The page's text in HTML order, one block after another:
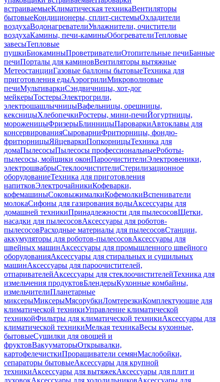
встраиваемыеКлиматическая техникаВентиляторы
бытовыеКондиционеры, сплит-системыОхладители
воздухаВодонагревателиУвлажнители, очистители
воздухаКамины, печи-каминыОбогревателиТепловые
завесыТепловые
пушкиБиокаминыПроветривателиОтопительные печиБанные
печиПорталы для каминовВентиляторы вытяжные
МетеостанцииГазовые баллоны бытовыеТехника для
приготовления едыАэрогрилиМикроволновые
печиМультиваркиСэндвичницы, хот-дог
мейкерыТостерыЭлектрогрили,
электрошашлычницыВафельницы, орешницы,
кексницыХлебопечкиРостеры, мини-печиЙогуртницы,
мороженицыФризерыБлинницыПароваркиАвтоклавы для
консервированияСыроварниФритюрницы, фондю-
фритюрницыЯйцеваркиПопкорницыТехника для
домаПылесосыПылесосы профессиональныеРоботы-
пылесосы, мойщики оконПароочистителиЭлектровеники,
электрошвабрыСтеклоочистителиСтерилизационное
оборудованиеТехника для приготовления
напитковЭлектрочайникиКофеварки,
кофемашиныСоковыжималкиКофемолкиВспениватели
молокаСифоны для газирования водыАксессуары для
домашней техникиПринадлежности для пылесосовЩетки,
насадки для пылесосовАксессуары для роботов-
пылесосовРасходные материалы для пылесосовСтанции,
аккумуляторы для роботов-пылесосовАксессуары для
швейных машинАксессуары для промышленного швейного
оборудованияАксессуары для стиральных и сушильных
машинАксессуары для пароочистителей,
отпаривателейАксессуары для стеклоочистителейТехника для
измельчения продуктовБлендерыКухонные комбайны,
измельчителиПланетарные
миксерыМиксерыМясорубкиЛомтерезкиКомплектующие для
климатической техникиУправление климатической
техникойФильтры для климатической техникиАксессуары для
климатической техникиМелкая техникаВесы кухонные,
бытовыеСушилки для овощей и
фруктовВакууматорыОткрывалки,
картофелечисткиПроращиватели семянМаслобойки,
сепараторы бытовыеАксессуары для крупной
техникиАксессуары для вытяжекАксессуары для плит и
духовокАксессуары для холодильниковАксессуары для